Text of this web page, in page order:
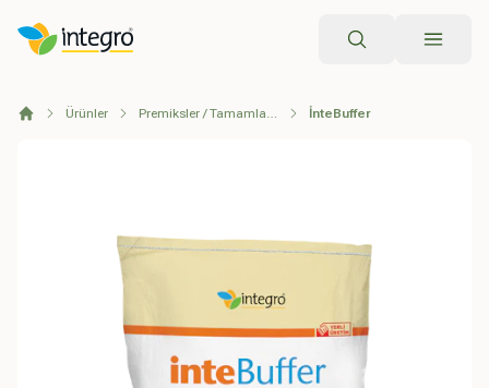
Arama
Anasayfa Ürünler Premiksler / Tamamlayıcı Yemler İnteBuffer